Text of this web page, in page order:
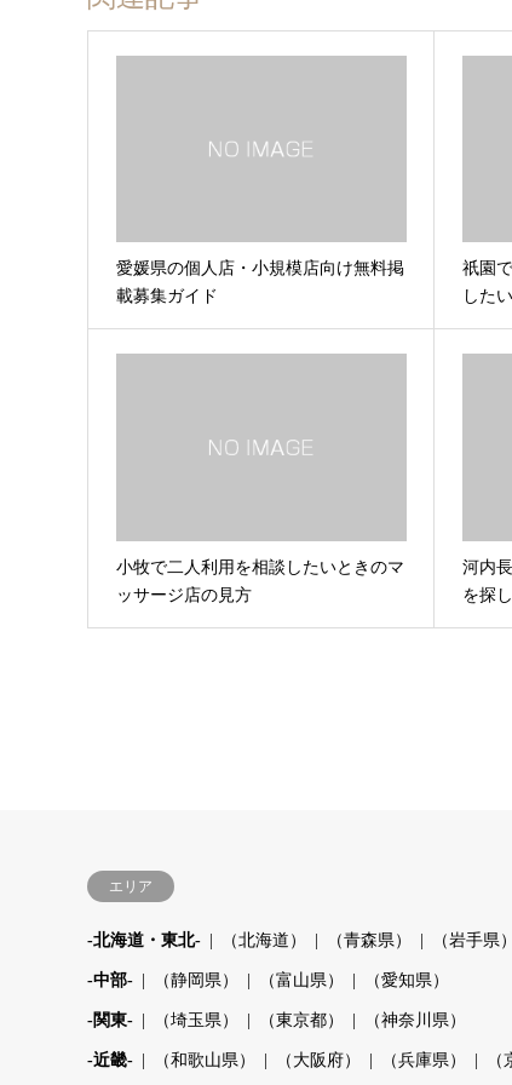
愛媛県の個人店・小規模店向け無料掲
載募集ガイド
祇園
した
小牧で二人利用を相談したいときのマ
ッサージ店の見方
河内
を探
エリア
-北海道・東北- （北海道） （青森県） （岩手県）
-中部- （静岡県） （富山県） （愛知県）
-関東- （埼玉県） （東京都） （神奈川県）
-近畿- （和歌山県） （大阪府） （兵庫県） （